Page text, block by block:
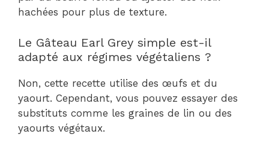
hachées pour plus de texture.
Le Gâteau Earl Grey simple est-il
adapté aux régimes végétaliens ?
Non, cette recette utilise des œufs et du
yaourt. Cependant, vous pouvez essayer des
substituts comme les graines de lin ou des
yaourts végétaux.